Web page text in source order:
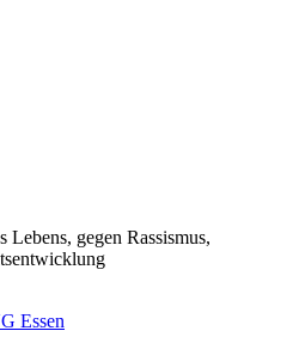
Lebens, gegen Rassismus,
Essen